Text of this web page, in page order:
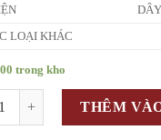
DÂY
LOẠI KHÁC
trong kho
THÊM